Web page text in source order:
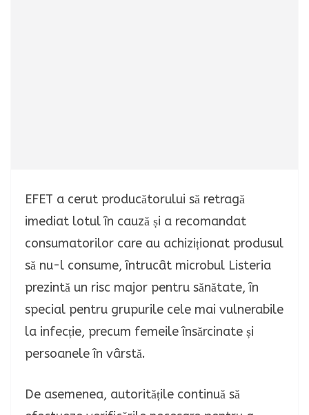
EFET a cerut producătorului să retragă
imediat lotul în cauză și a recomandat
consumatorilor care au achiziționat produsul
să nu-l consume, întrucât microbul Listeria
prezintă un risc major pentru sănătate, în
special pentru grupurile cele mai vulnerabile
la infecție, precum femeile însărcinate și
persoanele în vârstă.
De asemenea, autoritățile continuă să